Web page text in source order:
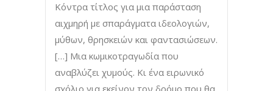
Κόντρα τίτλος για μια παράσταση
αιχμηρή με σπαράγματα ιδεολογιών,
μύθων, θρησκειών και φαντασιώσεων.
[…] Μια κωμικοτραγωδία που
αναβλύζει χυμούς. Κι ένα ειρωνικό